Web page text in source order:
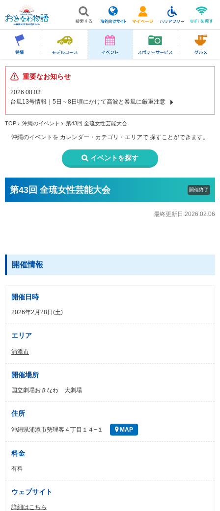
重要なお知らせ
2026.08.03
台風13号情報｜5日～8日頃にかけて高波と暴風に厳重注意
TOP 沖縄のイベント 第43回 全琉女性芸能大会
沖縄のイベントを カレンダー・カテゴリ・エリアで 探すことができます。
イベントを探す
第43回 全琉女性芸能大会 開催終了
最終更新日:2026.02.06
開催情報
開催日時
2026年2月28日(土)
エリア
浦添市
開催場所
国立劇場おきなわ 大劇場
住所
沖縄県浦添市勢理客４丁目１４−１ MAP
料金
有料
ウェブサイト
詳細はこちら